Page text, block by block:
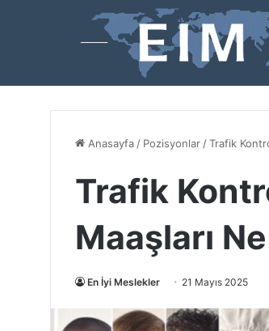
Anasayfa / Pozisyonlar /Trafik
Trafik
Maaşları
En İyi Meslekler 21 Mayıs 2025